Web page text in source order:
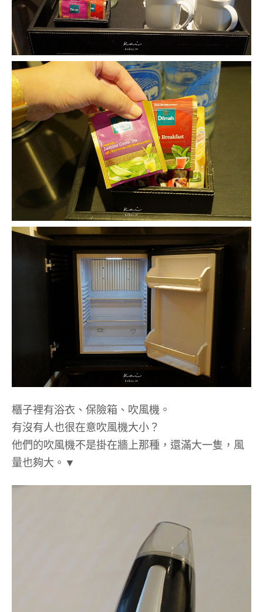
櫃子裡有浴衣、保險箱、吹風機。
有沒有人也很在意吹風機大小？
他們的吹風機不是掛在牆上那種，還滿大一隻，風
量也夠大。▼